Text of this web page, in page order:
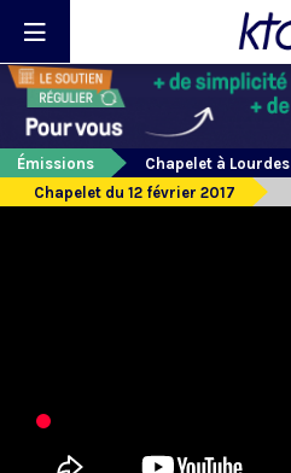
Émissions
Chapelet à Lourdes
Chapelet du 12 février 2017